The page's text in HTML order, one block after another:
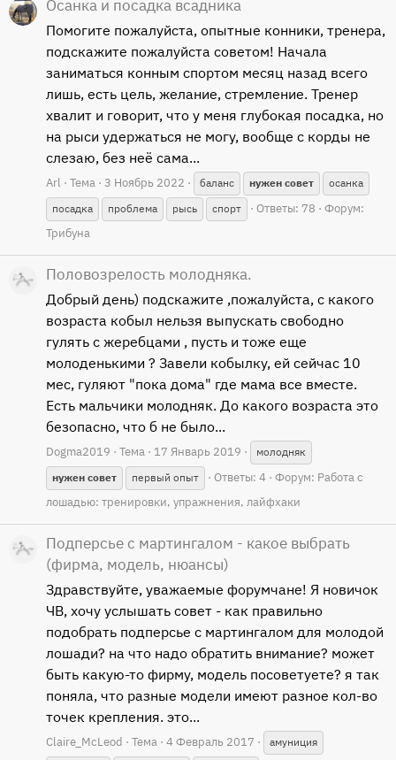
Осанка и посадка всадника
Помогите пожалуйста, опытные конники, тренера,
подскажите пожалуйста советом! Начала
заниматься конным спортом месяц назад всего
лишь, есть цель, желание, стремление. Тренер
хвалит и говорит, что у меня глубокая посадка, но
на рыси удержаться не могу, вообще с корды не
слезаю, без неё сама...
Arl Тема 3 Ноябрь 2022 баланс нужен совет
осанка
посадка
проблема рысь спорт Ответы: 78
Форум:
Трибуна
Половозрелость молодняка.
Добрый день) подскажите ,пожалуйста, с какого
возраста кобыл нельзя выпускать свободно
гулять с жеребцами , пусть и тоже еще
молоденькими ? Завели кобылку, ей сейчас 10
мес, гуляют "пока дома" где мама все вместе.
Есть мальчики молодняк. До какого возраста это
безопасно, что б не было...
Dogma2019 Тема 17 Январь 2019
молодняк
нужен совет первый опыт Ответы: 4 Форум: Работа с
лошадью: тренировки, упражнения, лайфхаки
Подперсье с мартингалом - какое выбрать
(фирма, модель, нюансы)
Здравствуйте, уважаемые форумчане! Я новичок
ЧВ, хочу услышать совет - как правильно
подобрать подперсье с мартингалом для молодой
лошади? на что надо обратить внимание? может
быть какую-то фирму, модель посоветуете? я так
поняла, что разные модели имеют разное кол-во
точек крепления. это...
Claire_McLeod Тема 4 Февраль 2017
амуниция